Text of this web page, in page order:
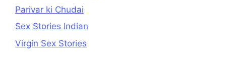
Parivar ki Chudai
Sex Stories Indian
Virgin Sex Stories